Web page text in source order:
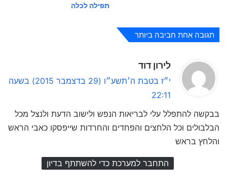
תפילה לכלה
תגובה אחת חביבה ביותר
לירון דוד
ג
י״ז בטבת ה׳תשע״ו (29 בדצמבר 2015) בשעה
22:11
בבקשה להתפלל עלי לבריאות הנפש ולישוב הדעת ולנצל מכל
הבלבולים וכל הלחצים והפחדים והחרדות שייפסקו כאבי הראש
והלחץ בראש
התחבר למערכת כדי להשתתף בדיון